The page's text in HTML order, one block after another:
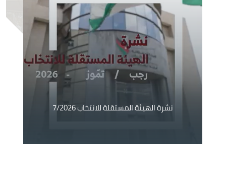
نشرة الهيئة المستقلة للانتخاب 7/2026